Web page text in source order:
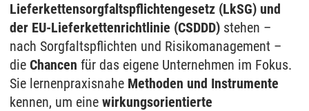
Lieferkettensorgfaltspflichtengesetz (LkSG) und
der EU-Lieferkettenrichtlinie (CSDDD) stehen –
nach Sorgfaltspflichten und Risikomanagement –
die Chancen für das eigene Unternehmen im Fokus.
Sie lernenpraxisnahe Methoden und Instrumente
kennen, um eine wirkungsorientierte